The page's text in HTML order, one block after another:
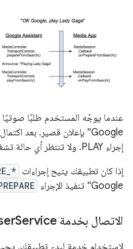
عندما يوجّه المستخدم طلبًا
إجراء PLAY. ولا تنتظر أي حالة تشغيل محدّدة.
إذا كان تطبيقك يتيح إجراءات
Google" تنفيذ الإجراء
الاتصال بخدمة Media Service